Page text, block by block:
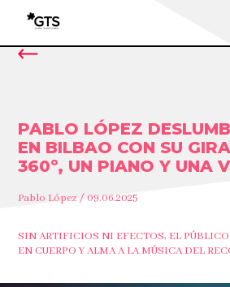
PABLO LÓPEZ
EN BILBAO CON SU GIRA
360º, UN PIANO Y UNA
Pablo López / 09.06.2025
SIN ARTIFICIOS NI EFECTOS, EL
EN CUERPO Y ALMA A LA MÚSICA DEL